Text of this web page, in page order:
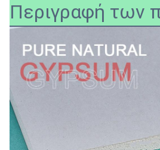
Περιγραφή των